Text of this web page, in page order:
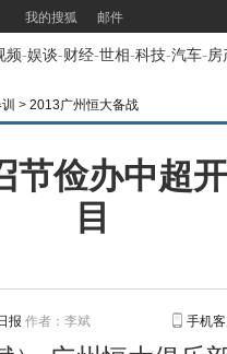
我的搜狐 邮件
频-娱谈-财经-世相-科技-汽车-房
> 2013广州恒大备战
节俭办中超
目
报 作者：李斌 手机